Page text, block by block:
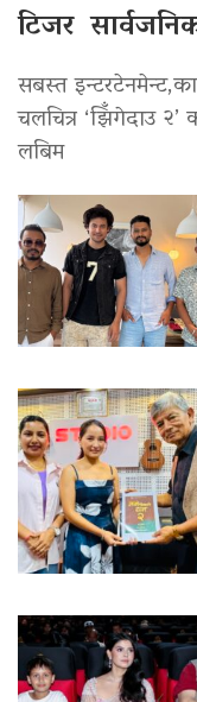
टिजर
सबस्त
चलचित्र ‘झिँगेदाउ
लबिम